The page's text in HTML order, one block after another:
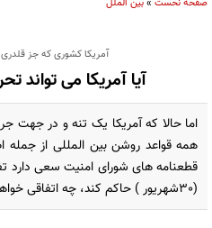
صفحه نخست »بین الملل
آمریکا کشوری که جز قلدری
آیا آمریکا می تواند
اما حالا که آمریکا یک تنه و در جهت
همه قواعد روشن بین المللی از
(30شهریور ) حاکم کند، چه اتفاقی خواهد افتاد؟